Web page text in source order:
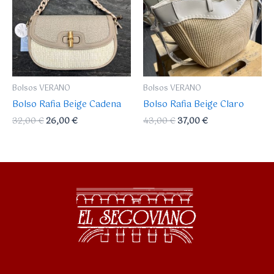
Bolsos VERANO
Bolso Rafia Beige Cadena
32,00€
32,00 €.
26,00€
26,00 €.
Bolsos VERANO
Bolso Rafia Beige Claro
43,00€
43,00 €.
37,00€
37,00 €.